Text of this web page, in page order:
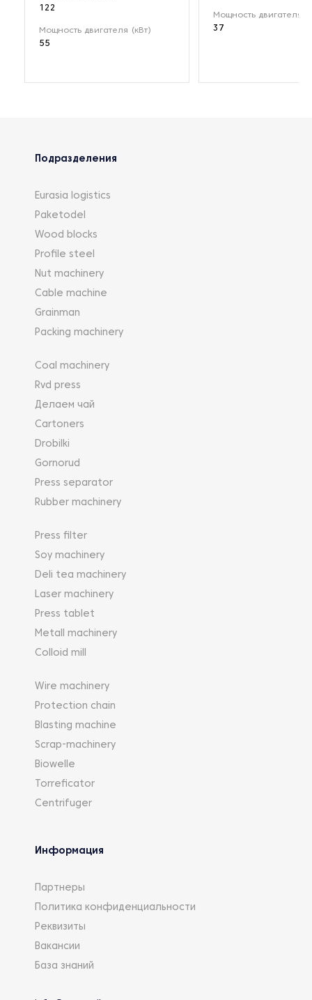
122
Мощность двигателя (кВт)
55
Мощность двигателя
37
Подразделения
Eurasia logistics
Paketodel
Wood blocks
Profile steel
Nut machinery
Cable machine
Grainman
Packing machinery
Coal machinery
Rvd press
Делаем чай
Cartoners
Drobilki
Gornorud
Press separator
Rubber machinery
Press filter
Soy machinery
Deli tea machinery
Laser machinery
Press tablet
Metall machinery
Colloid mill
Wire machinery
Protection chain
Blasting machine
Scrap-machinery
Biowelle
Torreficator
Centrifuger
Информация
Партнеры
Политика конфиденциальности
Реквизиты
Вакансии
База знаний